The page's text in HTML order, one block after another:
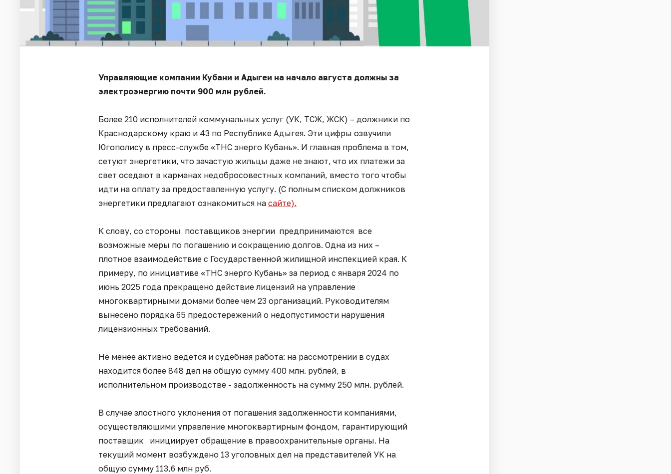
Управляющие компании Кубани и Адыгеи на начало августа должны за
электроэнергию почти 900 млн рублей.
Более 210 исполнителей коммунальных услуг (УК, ТСЖ, ЖСК) – должники по
Краснодарскому краю и 43 по Республике Адыгея. Эти цифры озвучили
Югополису в пресс-службе «ТНС энерго Кубань». И главная проблема в том,
сетуют энергетики, что зачастую жильцы даже не знают, что их платежи за
свет оседают в карманах недобросовестных компаний, вместо того чтобы
идти на оплату за предоставленную услугу. (С полным списком должников
энергетики предлагают ознакомиться на сайте).
К слову, со стороны поставщиков энергии предпринимаются все
возможные меры по погашению и сокращению долгов. Одна из них –
плотное взаимодействие с Государственной жилищной инспекцией края. К
примеру, по инициативе «ТНС энерго Кубань» за период с января 2024 по
июнь 2025 года прекращено действие лицензий на управление
многоквартирными домами более чем 23 организаций. Руководителям
вынесено порядка 65 предостережений о недопустимости нарушения
лицензионных требований.
Не менее активно ведется и судебная работа: на рассмотрении в судах
находится более 848 дел на общую сумму 400 млн. рублей, в
исполнительном производстве - задолженность на сумму 250 млн. рублей.
В случае злостного уклонения от погашения задолженности компаниями,
осуществляющими управление многоквартирным фондом, гарантирующий
поставщик инициирует обращение в правоохранительные органы. На
текущий момент возбуждено 13 уголовных дел на представителей УК на
общую сумму 113,6 млн руб.